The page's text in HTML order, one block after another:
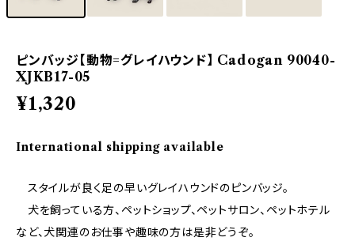
ピンバッジ【動物=グレイハウンド】 Cadogan 90040-
XJKB17-05
¥1,320
International shipping available
スタイルが良く足の早いグレイハウンドのピンバッジ。
犬を飼っている方、ペットショップ、ペットサロン、ペットホテル
など、犬関連のお仕事や趣味の方は是非どうぞ。